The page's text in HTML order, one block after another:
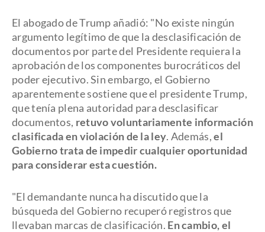
El abogado de Trump añadió: "No existe ningún
argumento legítimo de que la desclasificación de
documentos por parte del Presidente requiera la
aprobación de los componentes burocráticos del
poder ejecutivo. Sin embargo, el Gobierno
aparentemente sostiene que el presidente Trump,
que tenía plena autoridad para desclasificar
documentos, retuvo voluntariamente información
clasificada en violación de la ley. Además,el
Gobierno trata de impedir cualquier oportunidad
para considerar esta cuestión.
"El demandante nunca ha discutido que la
búsqueda del Gobierno recuperó registros que
llevaban marcas de clasificación. En cambio, el